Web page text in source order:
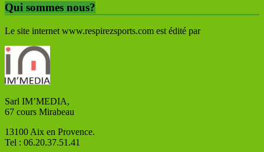
Qui sommes nous?
Le site internet www.respirezsports.com est édité par
Sarl IM’MEDIA,
67 cours Mirabeau
13100 Aix en Provence.
Tel : 06.20.37.51.41